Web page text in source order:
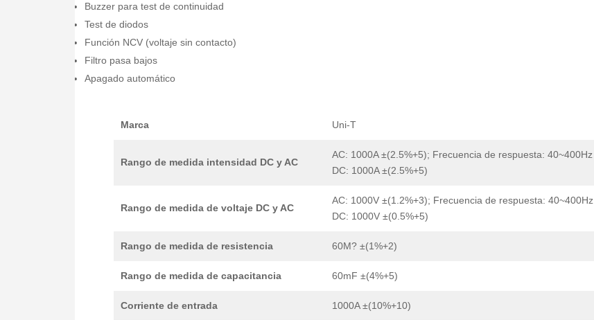
Buzzer para test de continuidad
Test de diodos
Función NCV (voltaje sin contacto)
Filtro pasa bajos
Apagado automático
Marca Uni-T
Rango de medida intensidad DC y AC
AC: 1000A ±(2.5%+5); Frecuencia de respuesta: 40~400Hz
DC: 1000A ±(2.5%+5)
Rango de medida de voltaje DC y AC
AC: 1000V ±(1.2%+3); Frecuencia de respuesta: 40~400Hz
DC: 1000V ±(0.5%+5)
Rango de medida de resistencia 60M? ±(1%+2)
Rango de medida de capacitancia 60mF ±(4%+5)
Corriente de entrada 1000A ±(10%+10)